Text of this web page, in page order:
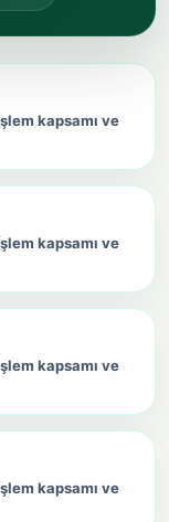
kapsamı ve
kapsamı ve
kapsamı ve
kapsamı ve